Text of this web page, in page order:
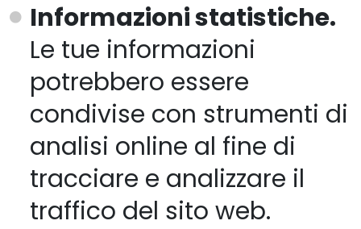
Informazioni statistiche.
Le tue informazioni
potrebbero essere
condivise con strumenti di
analisi online al fine di
tracciare e analizzare il
traffico del sito web.